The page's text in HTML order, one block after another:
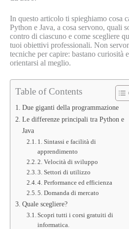
In questo articolo ti spieghiamo cosa
Python e Java, a cosa servono, quali
contro di ciascuno e come scegliere
tuoi obiettivi professionali. Non
tecniche per capire: bastano curiosità
orientarsi al meglio.
Table of Contents
Due giganti della programmazione
Le differenze principali tra Python e
Java
1. Sintassi e facilità di
apprendimento
2. Velocità di sviluppo
3. Settori di utilizzo
4. Performance ed efficienza
5. Domanda di mercato
Quale scegliere?
Scopri tutti i corsi gratuiti di
informatica.